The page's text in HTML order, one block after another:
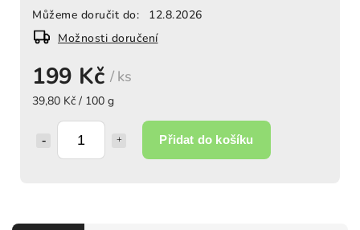
199 Kč / ks
39,80 Kč / 100 g
Přidat do košíku
Můžeme doručit do:
12.8.2026
Možnosti doručení